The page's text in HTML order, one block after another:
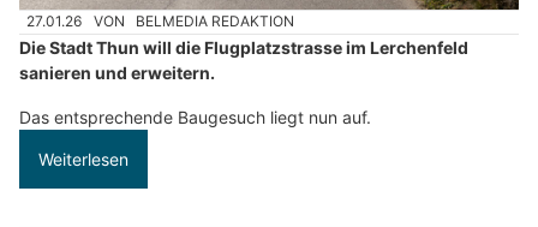
27.01.26 VON BELMEDIA REDAKTION
Die Stadt Thun will die Flugplatzstrasse im Lerchenfeld
sanieren und erweitern.
Das entsprechende Baugesuch liegt nun auf.
Weiterlesen